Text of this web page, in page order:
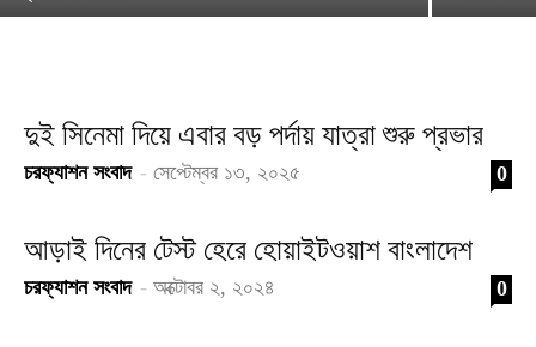
দুই সিনেমা দিয়ে এবার বড় পর্দায় যাত্রা শুরু প্রভার
চরফ্যাশন সংবাদ - সেপ্টেম্বর ১৩, ২০২৫ 0
আড়াই দিনের টেস্ট হেরে হোয়াইটওয়াশ বাংলাদেশ
চরফ্যাশন সংবাদ - অক্টোবর ২, ২০২৪ 0